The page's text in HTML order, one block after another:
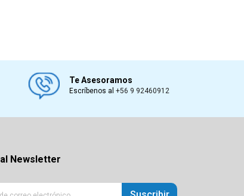
Te Asesoramos
Escríbenos al+56 9 92460912
Newsletter